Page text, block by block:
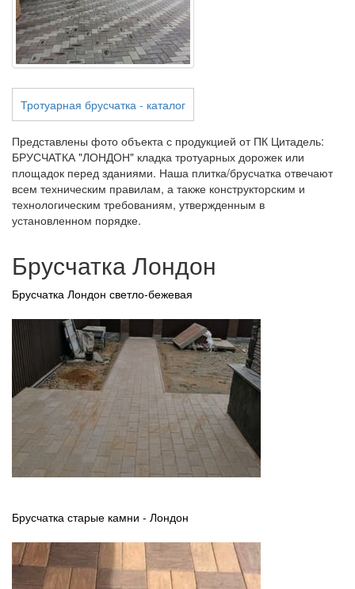
Тротуарная брусчатка - каталог
Представлены фото объекта с продукцией от ПК Цитадель:
БРУСЧАТКА "ЛОНДОН" кладка тротуарных дорожек или
площадок перед зданиями. Наша плитка/брусчатка отвечают
всем техническим правилам, а также конструкторским и
технологическим требованиям, утвержденным в
установленном порядке.
Брусчатка Лондон
Брусчатка Лондон светло-бежевая
Брусчатка старые камни - Лондон